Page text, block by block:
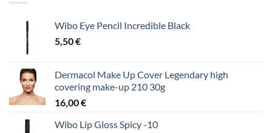
Wibo Eye Pencil Incredible Black
5,50€
Dermacol Make Up Cover Legendary high
covering make-up 210 30g
16,00€
Wibo Lip Gloss Spicy -10